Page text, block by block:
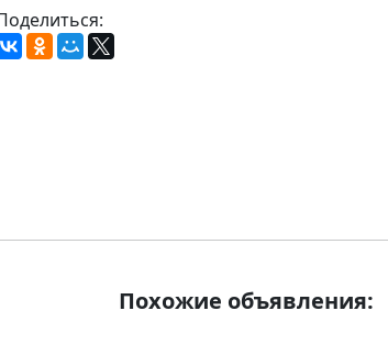
Похожие объявления: